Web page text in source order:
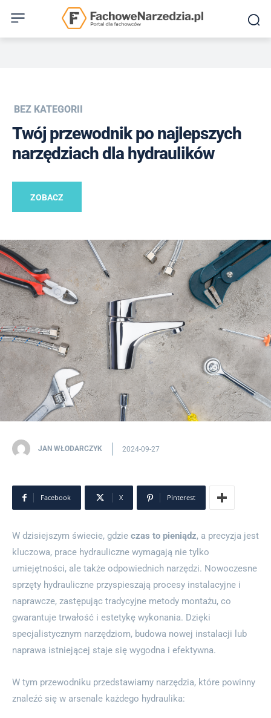
BEZ KATEGORII
Twój przewodnik po najlepszych
narzędziach dla hydraulików
ZOBACZ
JAN WŁODARCZYK 2024-09-27
Facebook X Pinterest
W dzisiejszym świecie, gdzie czas to pieniądz, a precyzja jest
kluczowa, prace hydrauliczne wymagają nie tylko
umiejętności, ale także odpowiednich narzędzi. Nowoczesne
sprzęty hydrauliczne przyspieszają procesy instalacyjne i
naprawcze, zastępując tradycyjne metody montażu, co
gwarantuje trwałość i estetykę wykonania. Dzięki
specjalistycznym narzędziom, budowa nowej instalacji lub
naprawa istniejącej staje się wygodna i efektywna.
W tym przewodniku przedstawiamy narzędzia, które powinny
znaleźć się w arsenale każdego hydraulika: